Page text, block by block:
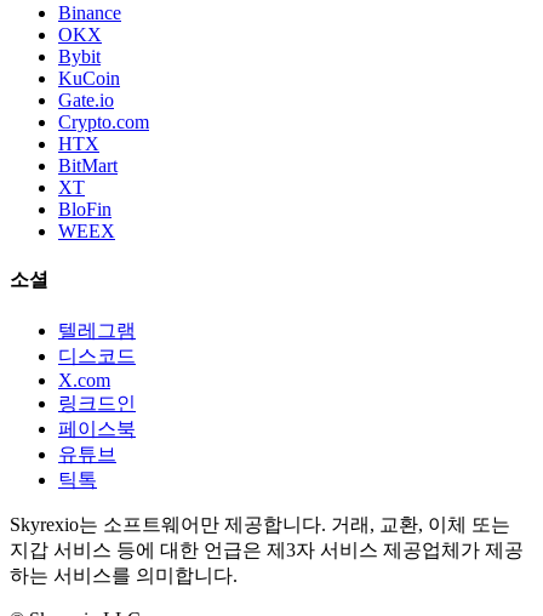
Binance
OKX
Bybit
KuCoin
Gate.io
Crypto.com
HTX
BitMart
XT
BloFin
WEEX
소셜
텔레그램
디스코드
X.com
링크드인
페이스북
유튜브
틱톡
Skyrexio는 소프트웨어만 제공합니다. 거래, 교환, 이체 또는
지갑 서비스 등에 대한 언급은 제3자 서비스 제공업체가 제공
하는 서비스를 의미합니다.